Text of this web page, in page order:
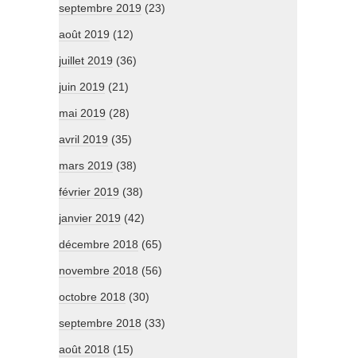
septembre 2019 (23)
août 2019 (12)
juillet 2019 (36)
juin 2019 (21)
mai 2019 (28)
avril 2019 (35)
mars 2019 (38)
février 2019 (38)
janvier 2019 (42)
décembre 2018 (65)
novembre 2018 (56)
octobre 2018 (30)
septembre 2018 (33)
août 2018 (15)